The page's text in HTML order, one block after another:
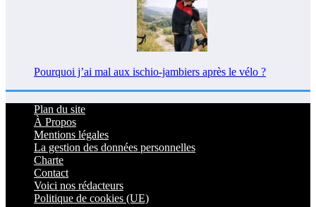
Pourquoi j’ai mal aux ischio-jambiers après le vélo ?
Plan du site
À Propos
Mentions légales
La gestion des données personnelles
Charte
Contact
Voici nos rédacteurs
Politique de cookies (UE)